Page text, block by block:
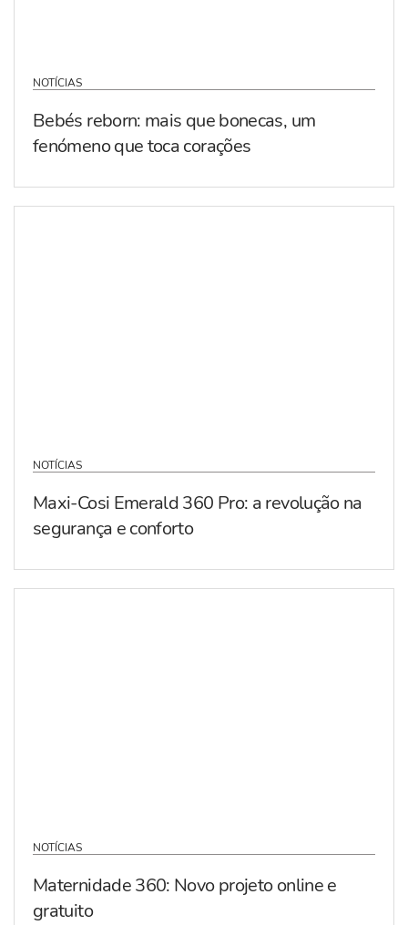
NOTÍCIAS
Bebés reborn: mais que bonecas, um
fenómeno que toca corações
NOTÍCIAS
Maxi-Cosi Emerald 360 Pro: a revolução na
segurança e conforto
NOTÍCIAS
Maternidade 360: Novo projeto online e
gratuito